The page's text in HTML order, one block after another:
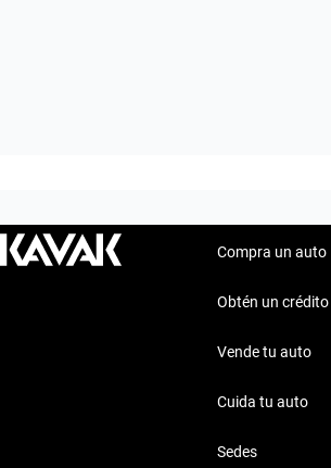
Compra un auto
Obtén un crédito
Vende tu auto
Cuida tu auto
Sedes